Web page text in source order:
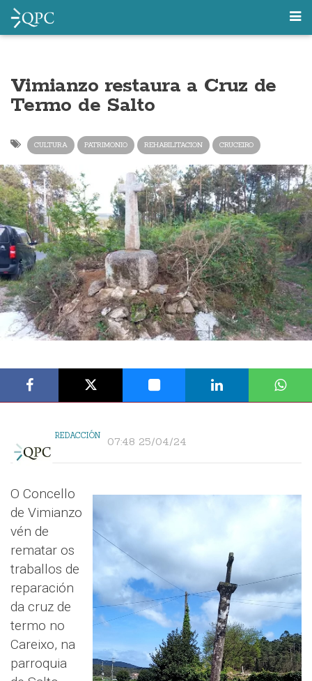
Vimianzo restaura a Cruz de
Termo de Salto
CULTURA PATRIMONIO REHABILITACION CRUCEIRO
REDACCIÓN 07:48 25/04/24
O Concello
de Vimianzo
vén de
rematar os
traballos de
reparación
da cruz de
termo no
Careixo, na
parroquia